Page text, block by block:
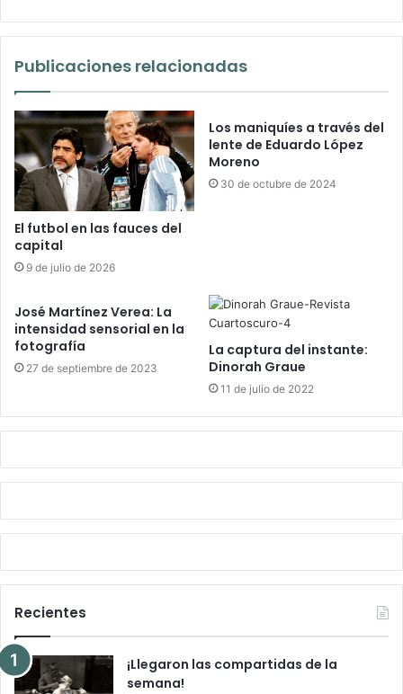
Publicaciones relacionadas
El futbol en las fauces del
capital
9 de julio de 2026
Los maniquíes a través del
lente de Eduardo López
Moreno
30 de octubre de 2024
José Martínez Verea: La
intensidad sensorial en la
fotografía
27 de septiembre de 2023
La captura del instante:
Dinorah Graue
11 de julio de 2022
Recientes
¡Llegaron las compartidas de la
semana!